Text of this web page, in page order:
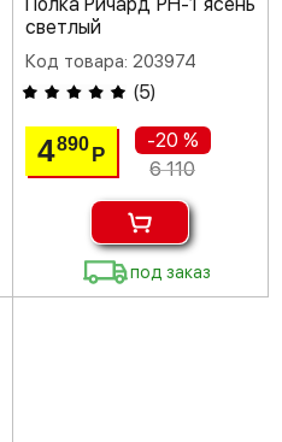
светлый
Код товара: 203974
(5)
4890 Р
-20 %
6 110
под заказ